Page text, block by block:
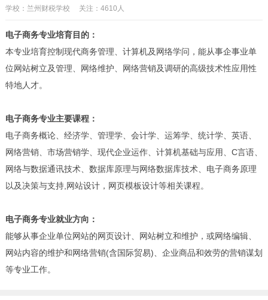
学校：兰州财税学校 关注：4610人
电子商务专业培育目的：
本专业培育控制现代商务管理、计算机及网络学问，能从事企事业单
位网站树立及管理、网络维护、网络营销及调研的高级技术性应用性
特地人才。
电子商务专业主要课程：
电子商务概论、经济学、管理学、会计学、运筹学、统计学、英语、
网络营销、市场营销学、现代企业运作、计算机基础与应用、C言语、
网络与数据通讯技术、数据库原理与网络数据库技术、电子商务原理
以及决策与支持,网站设计，网页模板设计等相关课程。
电子商务专业就业方向：
能够从事企业单位网站的网页设计、网站树立和维护，或网络编辑、
网站内容的维护和网络营销(含国际贸易)、企业商品和效劳的营销谋划
等专业工作。